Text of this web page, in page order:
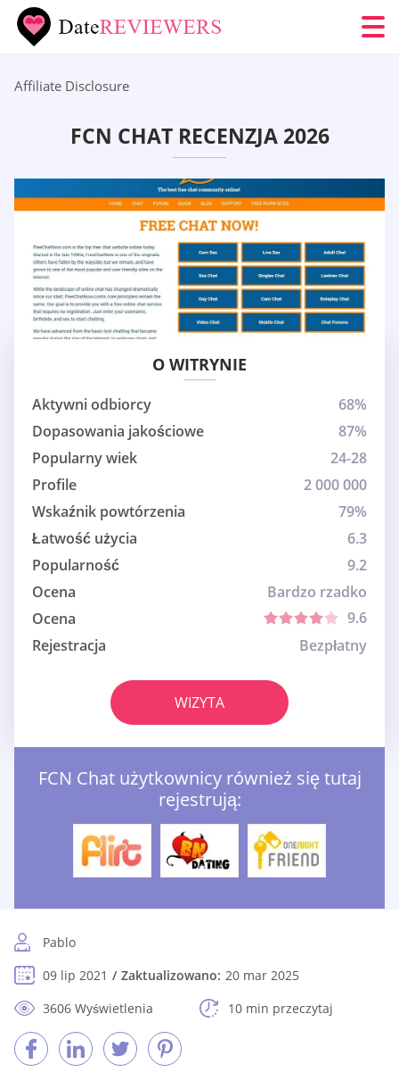
Affiliate Disclosure
FCN CHAT RECENZJA 2026
O WITRYNIE
Aktywni odbiorcy
68%
Dopasowania jakościowe
87%
Popularny wiek
24-28
Profile
2 000 000
Wskaźnik powtórzenia
79%
Łatwość użycia
6.3
Popularność
9.2
Ocena
Bardzo rzadko
Ocena
9.6
Rejestracja
Bezpłatny
WIZYTA
FCN Chat użytkownicy również się tutaj
rejestrują:
Pablo
09 lip 2021
Zaktualizowano: 20 mar 2025
3606 Wyświetlenia
10 min przeczytaj